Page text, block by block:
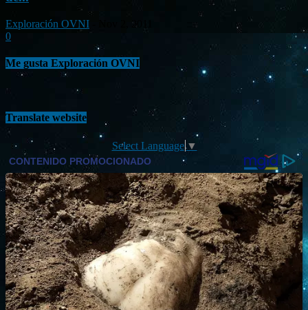
Exploración OVNI
Nov 2, 2011
0
Me gusta Exploración OVNI
Translate website
Select Language▼